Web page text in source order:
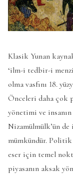
Klasik Yunan
‘ilm-i tedbir-i
olma vasfını 18.
Önceleri daha çok
yönetimi ve
Nizamülmülk’ün
mümkündür.
eser için temel
piyasanın aksak